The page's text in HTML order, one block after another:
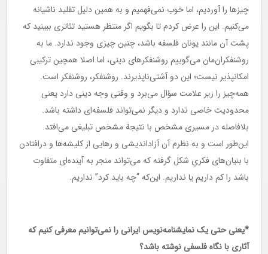
چیزها را آوردیم، اما خوب نمی‌فهمیم و به همین دلیل تقلید ناشیانه
می‌کنیم. این را عرض کردم تا بگویم اگر منتظر هستید تئاتری ببینید که
پشت آن مانند یونان فلسفه باشد، چنین چیزی وجود ندارد. ما به
روشنفکران‌مان می‌گوییم روشنفکرهای دینی، اما اصلا همچین ترکیبی
امکانپذیر نیست؛ این دو آشتی‌ناپذیرند. روشنفکر، روشنفکر است.
همه‌چیز را زیر علامت سؤال می‌برد و وقتی وجه دینی دارد یعنی
محدودیت خاصی ندارد و دیگر نمی‌تواند فلسفه‌ای داشته باشد.
بلافاصله در مسیری مشخص با نتیجة مشخص تبلیغی می‌افتد.
این‌طور است و به نظرم آن آزاداندیشی و رهایی از کلیشه‌ها و درافتادن
با بنیان‌های فکریِ شکل گرفته که می‌تواند منجر به آینده‌ای متفاوت
باشد را کم داریم یا نداریم. این‌که “چه باید کرد” نداریم.
*یعنی حتی یک نمایشنامه‌نویس ایرانی را نمی‌توانیم معرفی کنیم که
آثاری با نگاه فلسفی نوشته باشد؟